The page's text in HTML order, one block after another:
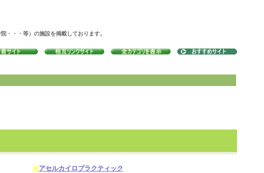
・・・等）の施設を掲載しております。
アセルカイロプラクティック